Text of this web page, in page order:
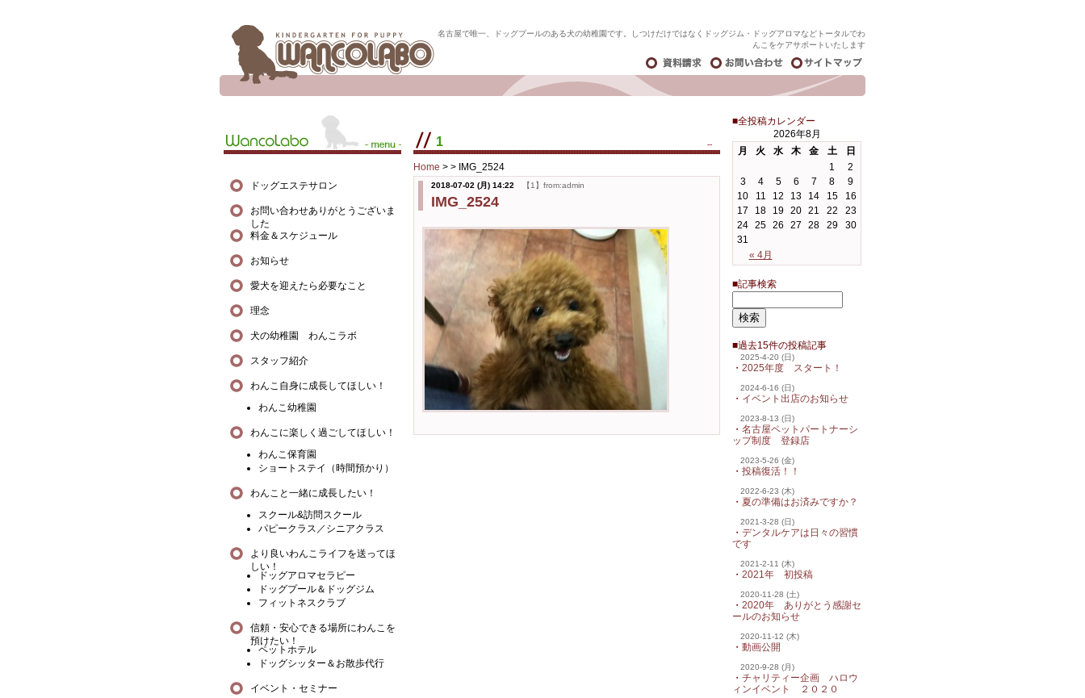
名古屋で唯一、ドッグプールのある犬の幼稚園です。しつけだけではなくドッグジム・ドッグアロマなどトータルでわ
んこをケアサポートいたします
1 --
Home > > IMG_2524
2018-07-02 (月) 14:22 【1】from:admin
IMG_2524
■全投稿カレンダー
2026年8月
月
火 水 木 金 土 日
« 4月
1
2
3
4 5 6 7 8
9
10
11 12 13 14 15
16
17
18 19 20 21 22
23
24 25 26 27 28 29
30
31
■記事検索
■過去15件の投稿記事
2025-4-20 (日)
・ 2025年度 スタート！
2024-6-16 (日)
・ イベント出店のお知らせ
2023-8-13 (日)
・ 名古屋ペットパートナーシ
ップ制度 登録店
2023-5-26 (金)
・ 投稿復活！！
2022-6-23 (木)
・ 夏の準備はお済みですか？
2021-3-28 (日)
・ デンタルケアは日々の習慣
です
2021-2-11 (木)
・ 2021年 初投稿
2020-11-28 (土)
・ 2020年 ありがとう感謝セ
ールのお知らせ
2020-11-12 (木)
・ 動画公開
2020-9-28 (月)
・ チャリティー企画 ハロウ
ィンイベント ２０２０
ドッグエステサロン
お問い合わせありがとうございま
した
料金＆スケジュール
お知らせ
愛犬を迎えたら必要なこと
理念
犬の幼稚園 わんこラボ
スタッフ紹介
わんこ自身に成長してほしい！
わんこ幼稚園
わんこに楽しく過ごしてほしい！
わんこ保育園
ショートステイ（時間預かり）
わんこと一緒に成長したい！
スクール&訪問スクール
パピークラス／シニアクラス
より良いわんこライフを送ってほ
しい！
ドッグアロマセラピー
ドッグプール＆ドッグジム
フィットネスクラブ
信頼・安心できる場所にわんこを
預けたい！
ペットホテル
ドッグシッター＆お散歩代行
イベント・セミナー